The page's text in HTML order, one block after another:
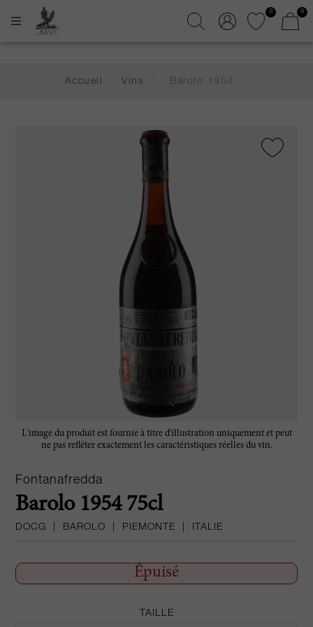
0 0
Accueil Vins Barolo 1954
L'image du produit est fournie à titre d'illustration uniquement et peut
ne pas refléter exactement les caractéristiques réelles du vin.
Fontanafredda
Barolo 1954 75cl
DOCG BAROLO PIEMONTE ITALIE
Épuisé
TAILLE